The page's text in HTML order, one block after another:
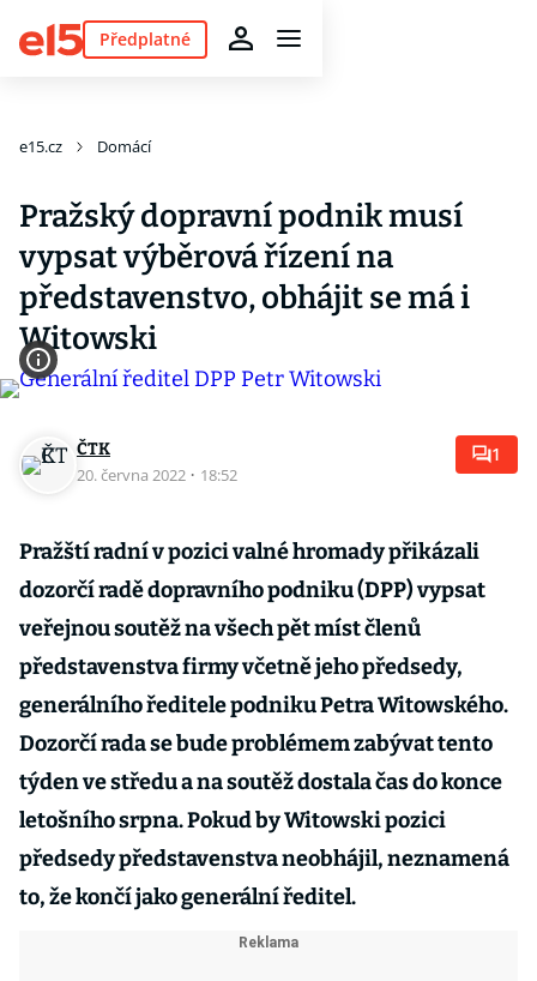
Předplatné
e15.cz Domácí
Pražský dopravní podnik musí
vypsat výběrová řízení na
představenstvo, obhájit se má i
Witowski
ČTK
20. června 2022 · 18:52
1
Pražští radní v pozici valné hromady přikázali
dozorčí radě dopravního podniku (DPP) vypsat
veřejnou soutěž na všech pět míst členů
představenstva firmy včetně jeho předsedy,
generálního ředitele podniku Petra Witowského.
Dozorčí rada se bude problémem zabývat tento
týden ve středu a na soutěž dostala čas do konce
letošního srpna. Pokud by Witowski pozici
předsedy představenstva neobhájil, neznamená
to, že končí jako generální ředitel.